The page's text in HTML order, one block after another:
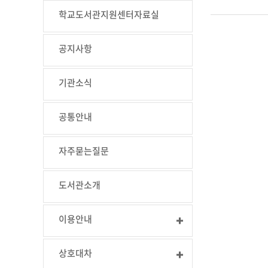
학교도서관지원센터자료실
공지사항
기관소식
공통안내
자주묻는질문
도서관소개
이용안내
상호대차